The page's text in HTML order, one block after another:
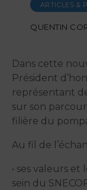
ARTICLES &
QUENTIN
Dans cette
Président
représentant
sur son
filière du
Au fil de
• ses valeurs
sein du